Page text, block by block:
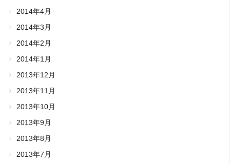
2014年4月
2014年3月
2014年2月
2014年1月
2013年12月
2013年11月
2013年10月
2013年9月
2013年8月
2013年7月